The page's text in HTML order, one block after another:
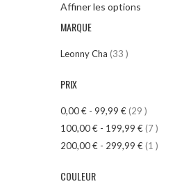
Affiner les options
MARQUE
Leonny Cha 33 article
PRIX
0,00 € - 99,99 € 29 article
100,00 € - 199,99 € 7article
200,00 € - 299,99 € 1 article
COULEUR